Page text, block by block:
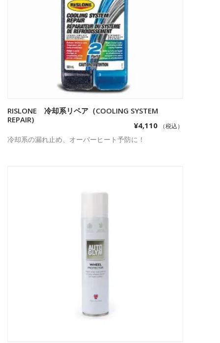
お買い物カゴに追加
RISLONE 冷却系リペア（COOLING SYSTEM
REPAIR)
¥4,110 （税込）
冷却系の漏れ止め、オーバーヒート予防に！